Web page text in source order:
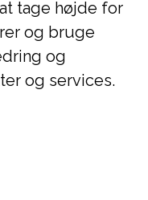
tage højde for
og bruge
og
og services.